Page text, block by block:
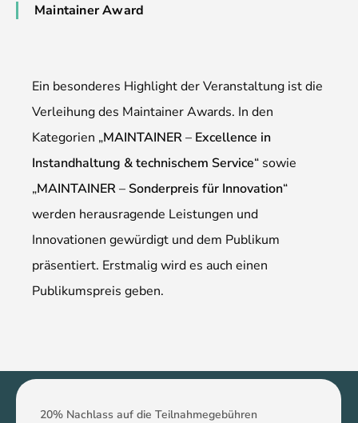
Maintainer Award
Ein besonderes Highlight der Veranstaltung ist die
Verleihung des Maintainer Awards. In den
Kategorien „MAINTAINER– Excellence in
Instandhaltung & technischem Service“ sowie
„MAINTAINER– Sonderpreis für Innovation“
werden herausragende Leistungen und
Innovationen gewürdigt und dem Publikum
präsentiert. Erstmalig wird es auch einen
Publikumspreis geben.
20% Nachlass auf die Teilnahmegebühren